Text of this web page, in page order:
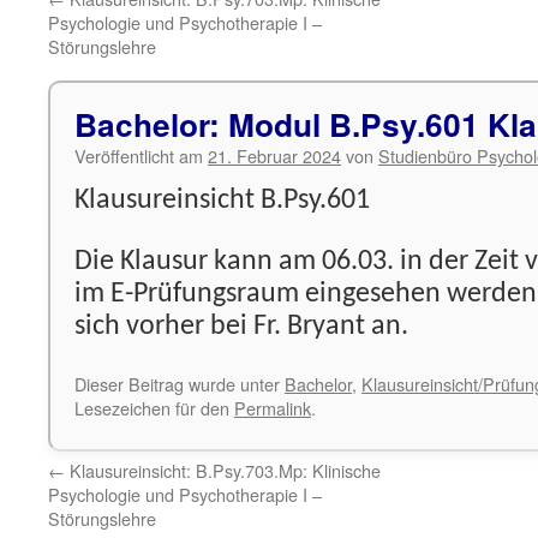
Psychologie und Psychotherapie I –
Störungslehre
Bachelor: Modul B.Psy.601
Veröffentlicht am 21. Februar 2024von Studienbüro
Klausureinsicht B.Psy.601
Die Klausur kann am 06.03. in der Zeit
im E-Prüfungsraum eingesehen
sich vorher bei Fr. Bryant an.
Dieser Beitrag wurde unter Bachelor, Klausureinsicht/
Lesezeichen für den Permalink.
← Klausureinsicht: B.Psy.703.Mp: Klinische
Psychologie und Psychotherapie I –
Störungslehre